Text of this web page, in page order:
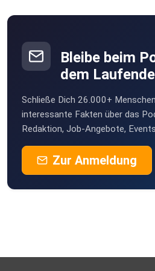
Lust hast, dich selbst mit mehr
Bleibe beim
dem
Schließe Dich 26.000+
interessante Fakten über das
Redaktion, Job-Angebote,
Zur Anmeldung